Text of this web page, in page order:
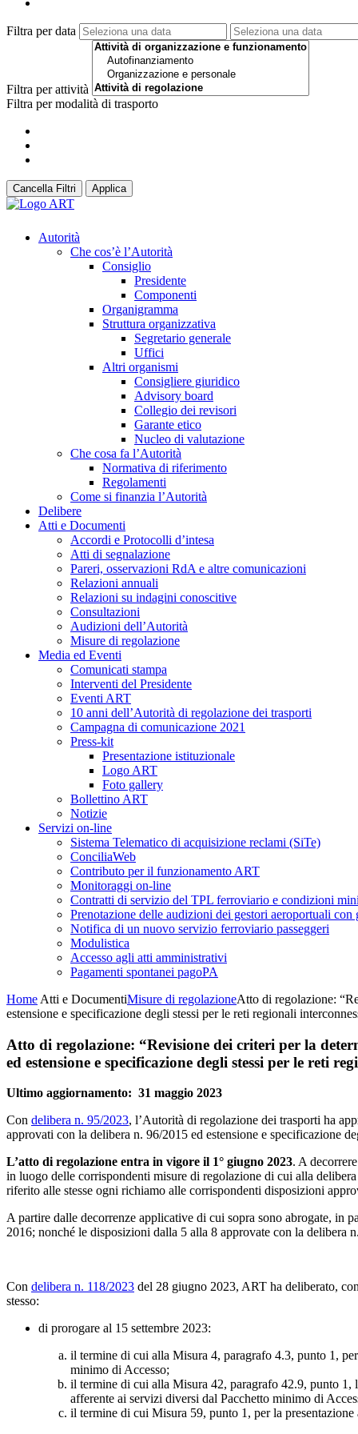
Filtra per data
Filtra per attività
Filtra per modalità di trasporto
Cancella Filtri Applica
Autorità
Che cos’è l’Autorità
Consiglio
Presidente
Componenti
Organigramma
Struttura organizzativa
Segretario generale
Uffici
Altri organismi
Consigliere giuridico
Advisory board
Collegio dei revisori
Garante etico
Nucleo di valutazione
Che cosa fa l’Autorità
Normativa di riferimento
Regolamenti
Come si finanzia l’Autorità
Delibere
Atti e Documenti
Accordi e Protocolli d’intesa
Atti di segnalazione
Pareri, osservazioni RdA e altre comunicazioni
Relazioni annuali
Relazioni su indagini conoscitive
Consultazioni
Audizioni dell’Autorità
Misure di regolazione
Media ed Eventi
Comunicati stampa
Interventi del Presidente
Eventi ART
10 anni dell’Autorità di regolazione dei trasporti
Campagna di comunicazione 2021
Press-kit
Presentazione istituzionale
Logo ART
Foto gallery
Bollettino ART
Notizie
Servizi on-line
Sistema Telematico di acquisizione reclami (SiTe)
ConciliaWeb
Contributo per il funzionamento ART
Monitoraggi on-line
Contratti di servizio del TPL ferroviario e condizioni
Prenotazione delle audizioni dei gestori aeroportuali con
Notifica di un nuovo servizio ferroviario passeggeri
Modulistica
Accesso agli atti amministrativi
Pagamenti spontanei pagoPA
Home Atti e DocumentiMisure di regolazioneAtto di regolazione:
estensione e specificazione degli stessi per le reti regionali
Atto di regolazione: “Revisione dei criteri per la
ed estensione e specificazione degli stessi per le reti
Ultimo aggiornamento: 31 maggio 2023
Con delibera n. 95/2023, l’Autorità di regolazione dei trasporti ha
approvati con la delibera n. 96/2015 ed estensione e specificazione
L’atto di regolazione entra in vigore il 1° giugno 2023. A
in luogo delle corrispondenti misure di regolazione di cui alla
riferito alle stesse ogni richiamo alle corrispondenti disposizioni
A partire dalle decorrenze applicative di cui sopra sono abrogate, in
2016; nonché le disposizioni dalla 5 alla 8 approvate con la delibera
Con delibera n. 118/2023 del 28 giugno 2023, ART ha deliberato,
stesso:
di prorogare al 15 settembre 2023:
il termine di cui alla Misura 4, paragrafo 4.3, punto 1,
minimo di Accesso;
il termine di cui alla Misura 42, paragrafo 42.9, punto 1,
afferente ai servizi diversi dal Pacchetto minimo di
il termine di cui Misura 59, punto 1, per la